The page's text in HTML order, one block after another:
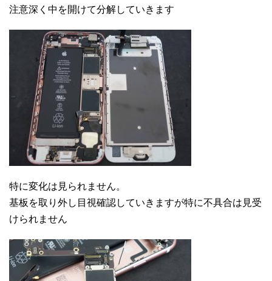
注意深く中を開けて分解していきます
特に変化は見られません。
基板を取り外し目視確認していきますが特に不具合は見受
けられません